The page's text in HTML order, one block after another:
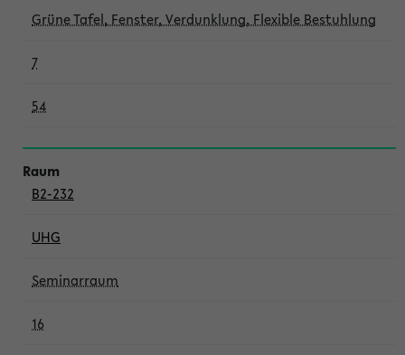
Grüne Tafel, Fenster, Verdunklung, Flexible Bestuhlung
7
54
B2-232
UHG
Seminarraum
16